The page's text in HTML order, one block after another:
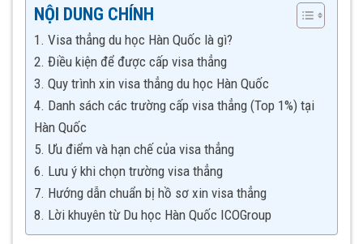
NỘI DUNG CHÍNH
1. Visa thẳng du học Hàn Quốc là gì?
2. Điều kiện để được cấp visa thẳng
3. Quy trình xin visa thẳng du học Hàn Quốc
4. Danh sách các trường cấp visa thẳng (Top 1%) tại
Hàn Quốc
5. Ưu điểm và hạn chế của visa thẳng
6. Lưu ý khi chọn trường visa thẳng
7. Hướng dẫn chuẩn bị hồ sơ xin visa thẳng
8. Lời khuyên từ Du học Hàn Quốc ICOGroup